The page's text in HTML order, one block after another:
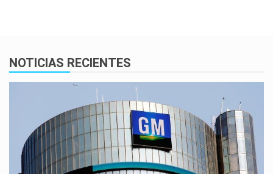
NOTICIAS RECIENTES